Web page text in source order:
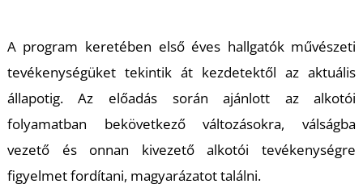
A program keretében első éves hallgatók művészeti
tevékenységüket tekintik át kezdetektől az aktuális
állapotig. Az előadás során ajánlott az alkotói
folyamatban bekövetkező változásokra, válságba
vezető és onnan kivezető alkotói tevékenységre
figyelmet fordítani, magyarázatot találni.